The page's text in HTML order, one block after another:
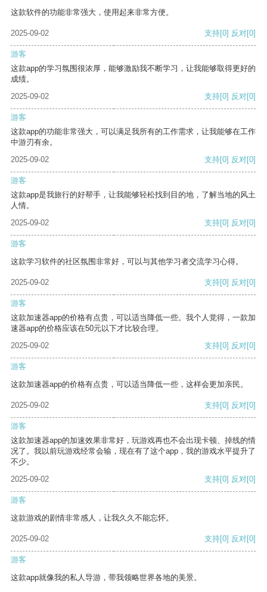
这款软件的功能非常强大，使用起来非常方便。
2025-09-02 支持[0] 反对[0]
游客
这款app的学习氛围很浓厚，能够激励我不断学习，让我能够取得更好的
成绩。
2025-09-02
支持[0] 反对[0]
游客
这款app的功能非常强大，可以满足我所有的工作需求，让我能够在工作
中游刃有余。
2025-09-02
支持[0] 反对[0]
游客
这款app是我旅行的好帮手，让我能够轻松找到目的地，了解当地的风土
人情。
2025-09-02
支持[0] 反对[0]
游客
这款学习软件的社区氛围非常好，可以与其他学习者交流学习心得。
2025-09-02 支持[0] 反对[0]
游客
这款加速器app的价格有点贵，可以适当降低一些。我个人觉得，一款加
速器app的价格应该在50元以下才比较合理。
2025-09-02
支持[0] 反对[0]
游客
这款加速器app的价格有点贵，可以适当降低一些，这样会更加亲民。
2025-09-02 支持[0] 反对[0]
游客
这款加速器app的加速效果非常好，玩游戏再也不会出现卡顿、掉线的情
况了。我以前玩游戏经常会输，现在有了这个app，我的游戏水平提升了
不少。
2025-09-02
支持[0] 反对[0]
游客
这款游戏的剧情非常感人，让我久久不能忘怀。
2025-09-02 支持[0] 反对[0]
游客
这款app就像我的私人导游，带我领略世界各地的美景。